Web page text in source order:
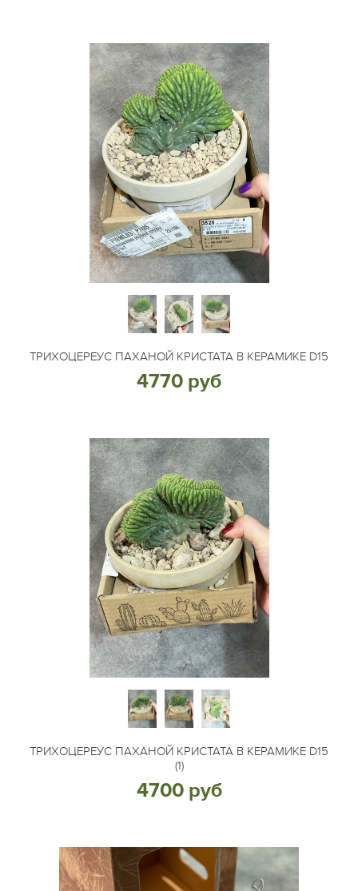
ТРИХОЦЕРЕУС ПАХАНОЙ КРИСТАТА В КЕРАМИКЕ D15
4770 руб
ТРИХОЦЕРЕУС ПАХАНОЙ КРИСТАТА В КЕРАМИКЕ D15
(1)
4700 руб